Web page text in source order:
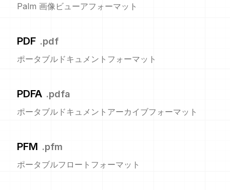
Palm 画像ビューアフォーマット
PDF .pdf
ポータブルドキュメントフォーマット
PDFA .pdfa
ポータブルドキュメントアーカイブフォーマット
PFM .pfm
ポータブルフロートフォーマット